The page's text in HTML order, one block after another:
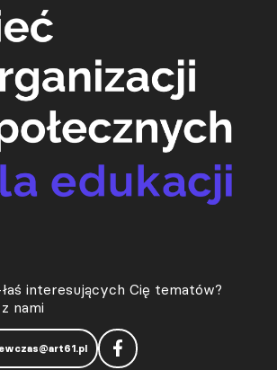
interesujących Cię tematów?
nami